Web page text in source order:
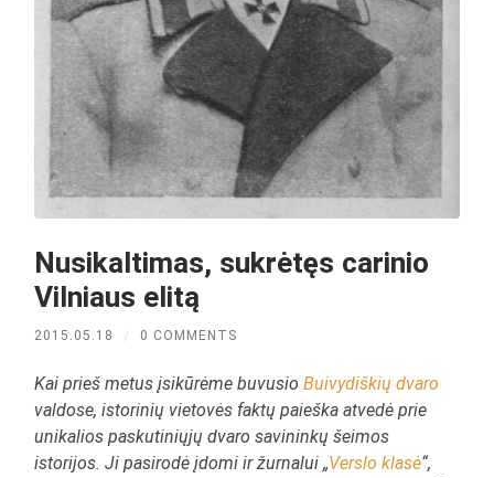
Nusikaltimas, sukrėtęs carinio
Vilniaus elitą
2015.05.18 / 0 COMMENTS
Kai prieš metus įsikūrėme buvusioBuivydiškių dvaro
valdose, istorinių vietovės faktų paieška atvedė prie
unikalios paskutiniųjų dvaro savininkų šeimos
istorijos. Ji pasirodė įdomi ir žurnalui „Verslo klasė“,